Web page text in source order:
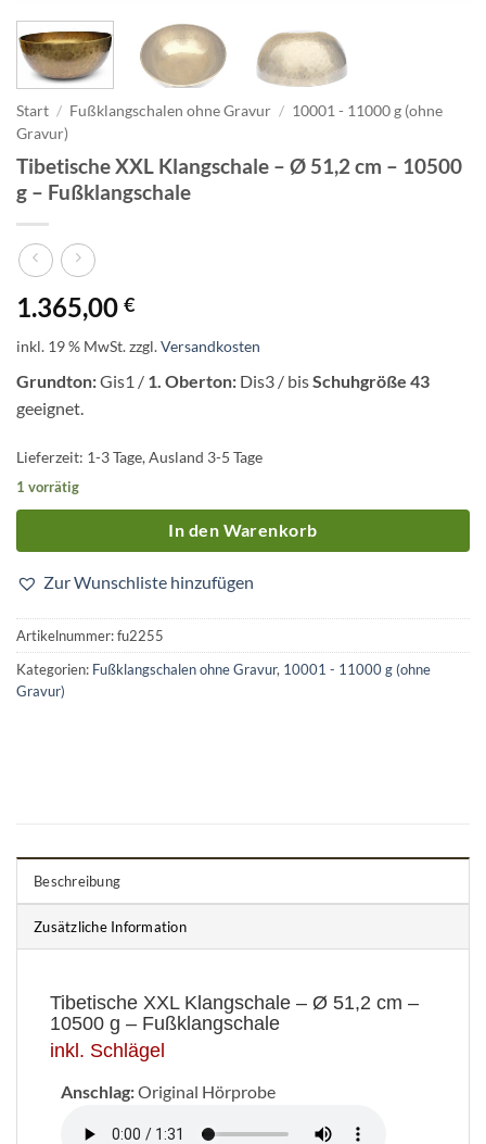
Start / Fußklangschalen ohne Gravur / 10001 - 11000 g (ohne
Gravur)
Tibetische XXL Klangschale – Ø 51,2 cm – 10500
g – Fußklangschale
1.365,00 €
inkl. 19 % MwSt.zzgl.Versandkosten
Grundton:Gis1 / 1. Oberton: Dis3 / bisSchuhgröße 43
geeignet.
Lieferzeit: 1-3 Tage, Ausland 3-5 Tage
1 vorrätig
In den Warenkorb
Zur Wunschliste hinzufügen
Artikelnummer:fu2255
Kategorien: Fußklangschalen ohne Gravur, 10001 - 11000 g (ohne
Gravur)
Beschreibung
Zusätzliche Information
Tibetische XXL Klangschale – Ø 51,2 cm –
10500 g – Fußklangschale
inkl. Schlägel
Anschlag:Original Hörprobe